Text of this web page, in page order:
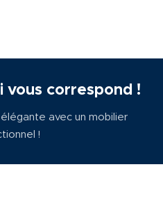
vous correspond !
avec un mobilier
!